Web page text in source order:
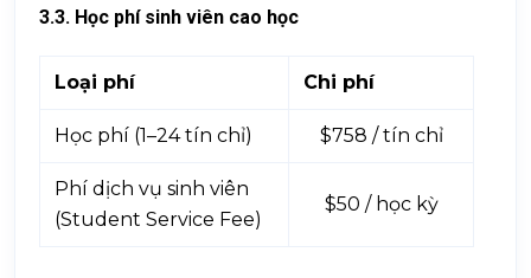
3.3. Học phí sinh viên cao học
Loại phí Chi phí
Học phí (1–24 tín chỉ) $758 / tín chỉ
Phí dịch vụ sinh viên
(Student Service Fee)
$50 / học kỳ